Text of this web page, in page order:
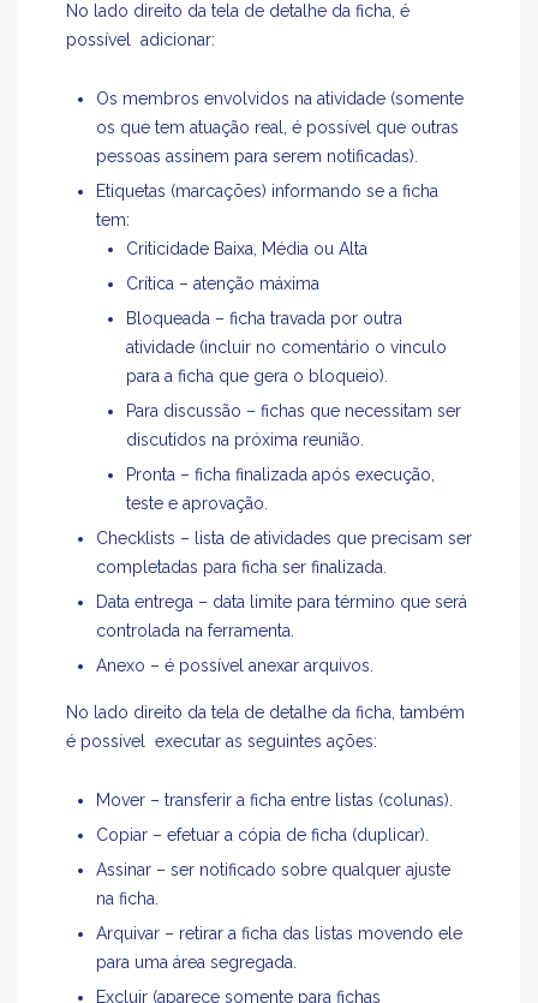
No lado direito da tela de detalhe da ficha, é
possível adicionar:
Os membros envolvidos na atividade (somente
os que tem atuação real, é possível que outras
pessoas assinem para serem notificadas).
Etiquetas (marcações) informando se a ficha
tem:
Criticidade Baixa, Média ou Alta
Crítica – atenção máxima
Bloqueada – ficha travada por outra
atividade (incluir no comentário o vinculo
para a ficha que gera o bloqueio).
Para discussão – fichas que necessitam ser
discutidos na próxima reunião.
Pronta – ficha finalizada após execução,
teste e aprovação.
Checklists – lista de atividades que precisam ser
completadas para ficha ser finalizada.
Data entrega – data limite para término que será
controlada na ferramenta.
Anexo – é possível anexar arquivos.
No lado direito da tela de detalhe da ficha, também
é possível executar as seguintes ações:
Mover – transferir a ficha entre listas (colunas).
Copiar – efetuar a cópia de ficha (duplicar).
Assinar – ser notificado sobre qualquer ajuste
na ficha.
Arquivar – retirar a ficha das listas movendo ele
para uma área segregada.
Excluir (aparece somente para fichas